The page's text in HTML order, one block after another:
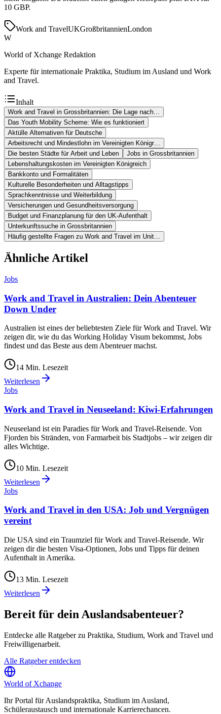
10 GBP.
Work and TravelUKGroßbritannienLondon
W
World of Xchange Redaktion
Experte für internationale Praktika, Studium im Ausland und Work
and Travel.
Inhalt
Work and Travel in Grossbritannien: Die Lage nach…
Das Youth Mobility Scheme: Wie es funktioniert
Aktülle Alternativen für Deutsche
Arbeitsrecht und Mindestlohn im Vereinigten Königr…
Die besten Städte für Arbeit und Leben
Jobs in Grossbritannien
Lebenshaltungskosten im Vereinigten Königreich
Bankkonto und Formalitäten
Kulturelle Besonderheiten und Alltagstipps
Sprachkenntnisse und Weiterbildung
Versicherungen und Gesundheitsversorgung
Budget und Finanzplanung für den UK-Aufenthalt
Unterkunftssuche in Grossbritannien
Häufig gestellte Fragen zu Work and Travel im Unit…
Ähnliche Artikel
Jobs
Work and Travel in Australien: Dein Abenteuer
Down Under
Australien ist eines der beliebtesten Ziele für Work and Travel. Wir
zeigen dir, wie du das Working Holiday Visum bekommst, Jobs
findest und das Beste aus dem Abenteuer machst.
14 Min. Lesezeit
Weiterlesen
Jobs
Work and Travel in Neuseeland: Kiwi-Erfahrungen
Neuseeland ist ein Paradies für Work and Travel-Reisende. Von
Fjorden bis Stränden, von Farmarbeit bis Stadtjobs – wir zeigen dir
alles Wichtige.
10 Min. Lesezeit
Weiterlesen
Jobs
Work and Travel in den USA: Job und Vergnügen
vereint
Die USA sind ein Traumziel für Work and Travel-Reisende. Wir
zeigen dir die besten Visa-Optionen, Jobs und Tipps für deinen
Aufenthalt in Amerika.
13 Min. Lesezeit
Weiterlesen
Bereit für dein Auslandsabenteuer?
Entdecke alle Ratgeber zu Praktika, Studium, Work and Travel und
Freiwilligenarbeit.
Alle Ratgeber entdecken
World of Xchange
Ihr Portal für Auslandspraktika, Studium im Ausland,
Schüleraustausch und internationale Karrierechancen.